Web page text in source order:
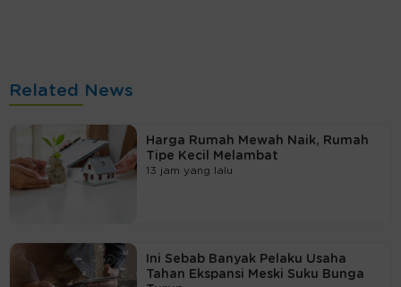
Related News
Harga Rumah Mewah Naik, Rumah
Tipe Kecil Melambat
13 jam yang lalu
Ini Sebab Banyak Pelaku Usaha
Tahan Ekspansi Meski Suku Bunga